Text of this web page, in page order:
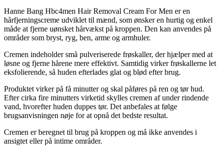
Hanne Bang Hbc4men Hair Removal Cream For Men er en
hårfjerningscreme udviklet til mænd, som ønsker en hurtig og enkel
måde at fjerne uønsket hårvækst på kroppen. Den kan anvendes på
områder som bryst, ryg, ben, arme og armhuler.
Cremen indeholder små pulveriserede frøskaller, der hjælper med at
løsne og fjerne hårene mere effektivt. Samtidig virker frøskallerne let
eksfolierende, så huden efterlades glat og blød efter brug.
Produktet virker på få minutter og skal påføres på ren og tør hud.
Efter cirka fire minutters virketid skylles cremen af under rindende
vand, hvorefter huden duppes tør. Det anbefales at følge
brugsanvisningen nøje for at opnå det bedste resultat.
Cremen er beregnet til brug på kroppen og må ikke anvendes i
ansigtet eller på intime områder.